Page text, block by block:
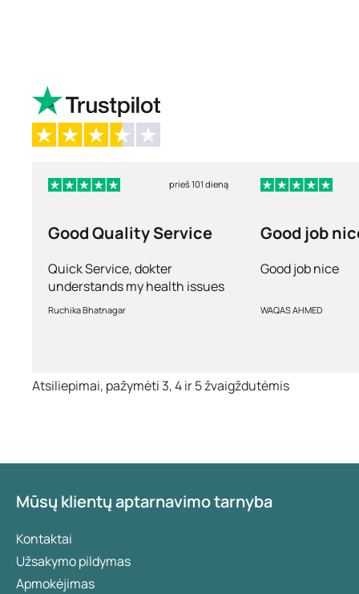
prieš 101 dieną
Good Quality Service
Quick Service, dokter
understands my health issues
and good diagnosis
Ruchika Bhatnagar
Good job
Good job nice
WAQAS AHMED
Atsiliepimai, pažymėti 3, 4 ir 5 žvaigždutėmis
Mūsų klientų aptarnavimo tarnyba
Kontaktai
Užsakymo pildymas
Apmokėjimas